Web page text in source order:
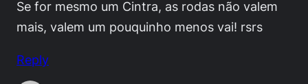
Se for mesmo um Cintra, as rodas não valem
mais, valem um pouquinho menos vai! rsrs
Reply